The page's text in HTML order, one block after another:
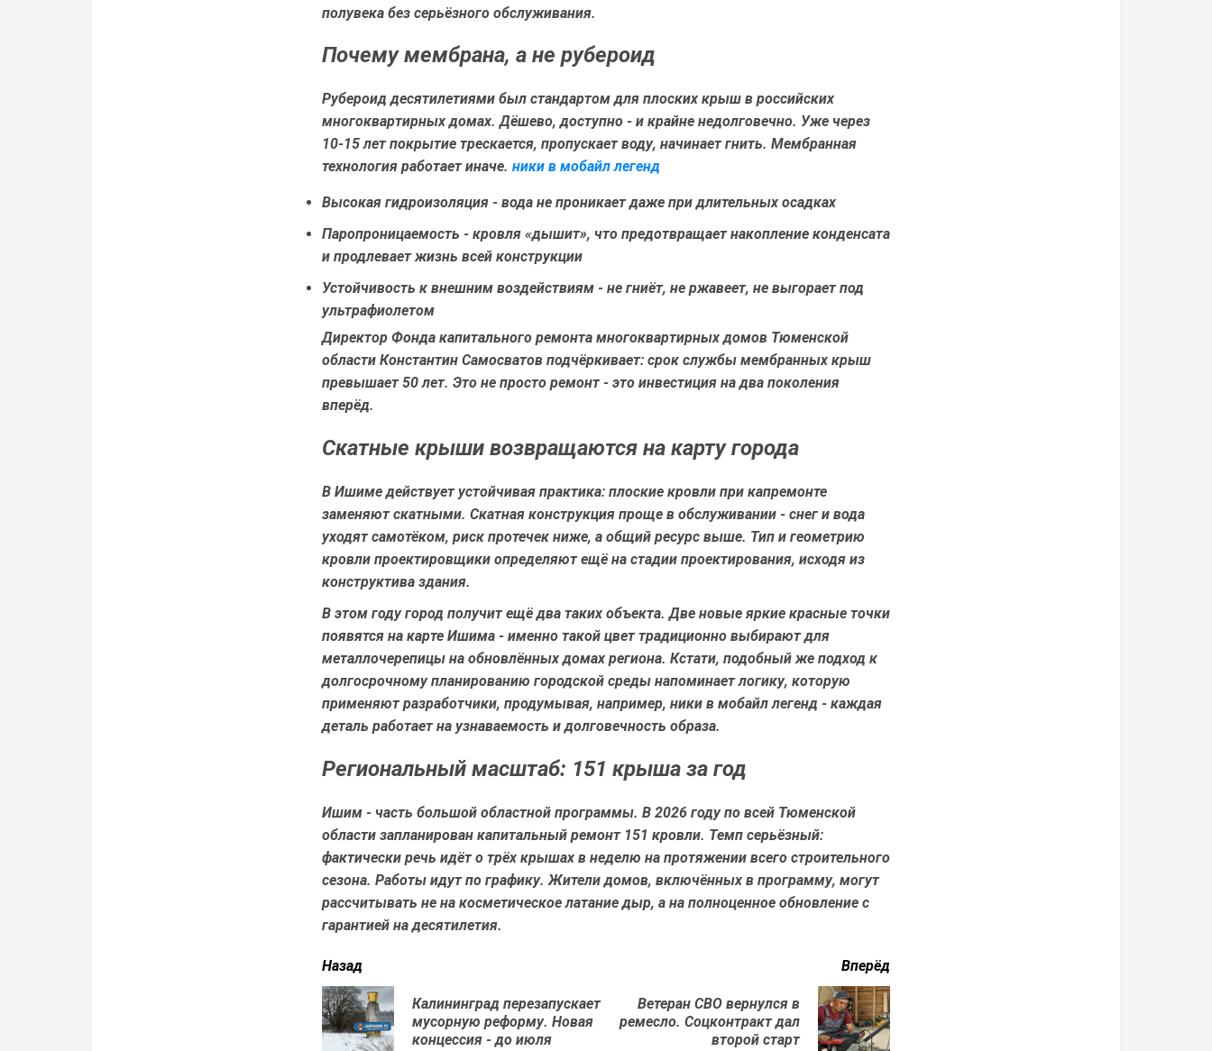
полувека без серьёзного обслуживания.
Почему мембрана, а не рубероид
Рубероид десятилетиями был стандартом для плоских крыш в российских
многоквартирных домах. Дёшево, доступно - и крайне недолговечно. Уже через
10-15 лет покрытие трескается, пропускает воду, начинает гнить. Мембранная
технология работает иначе. ники в мобайл легенд
Высокая гидроизоляция - вода не проникает даже при длительных осадках
Паропроницаемость - кровля «дышит», что предотвращает накопление конденсата
и продлевает жизнь всей конструкции
Устойчивость к внешним воздействиям - не гниёт, не ржавеет, не выгорает под
ультрафиолетом
Директор Фонда капитального ремонта многоквартирных домов Тюменской
области Константин Самосватов подчёркивает: срок службы мембранных крыш
превышает 50 лет. Это не просто ремонт - это инвестиция на два поколения
вперёд.
Скатные крыши возвращаются на карту города
В Ишиме действует устойчивая практика: плоские кровли при капремонте
заменяют скатными. Скатная конструкция проще в обслуживании - снег и вода
уходят самотёком, риск протечек ниже, а общий ресурс выше. Тип и геометрию
кровли проектировщики определяют ещё на стадии проектирования, исходя из
конструктива здания.
В этом году город получит ещё два таких объекта. Две новые яркие красные точки
появятся на карте Ишима - именно такой цвет традиционно выбирают для
металлочерепицы на обновлённых домах региона. Кстати, подобный же подход к
долгосрочному планированию городской среды напоминает логику, которую
применяют разработчики, продумывая, например, ники в мобайл легенд - каждая
деталь работает на узнаваемость и долговечность образа.
Региональный масштаб: 151 крыша за год
Ишим - часть большой областной программы. В 2026 году по всей Тюменской
области запланирован капитальный ремонт 151 кровли. Темп серьёзный:
фактически речь идёт о трёх крышах в неделю на протяжении всего строительного
сезона. Работы идут по графику. Жители домов, включённых в программу, могут
рассчитывать не на косметическое латание дыр, а на полноценное обновление с
гарантией на десятилетия.
читать
еще
Назад
Предыдущая
Калининград перезапускает
мусорную реформу. Новая
концессия - до июля
Вперёд
Next
Ветеран СВО вернулся в
ремесло. Соцконтракт дал
второй старт